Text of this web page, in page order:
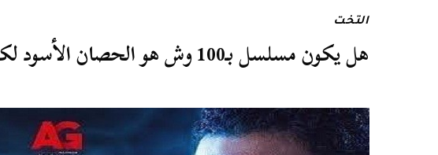
التخت
هل يكون مسلسل بـ100 وش هو الحصان الأسود لكوميديا رمضان 2020